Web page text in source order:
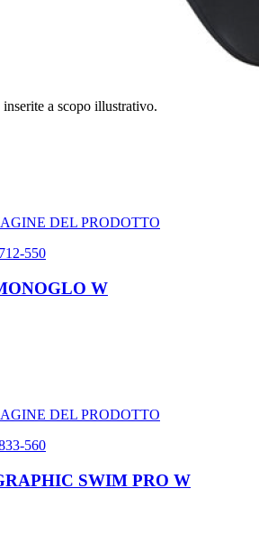
a scopo illustrativo.
DEL PRODOTTO
550
W
DEL PRODOTTO
560
SWIM PRO W